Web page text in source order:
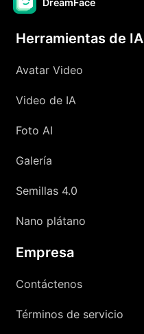
Herramientas de IA
Avatar Video
Video de IA
Foto AI
Galería
Semillas 4.0
Nano plátano
Empresa
Contáctenos
Términos de servicio